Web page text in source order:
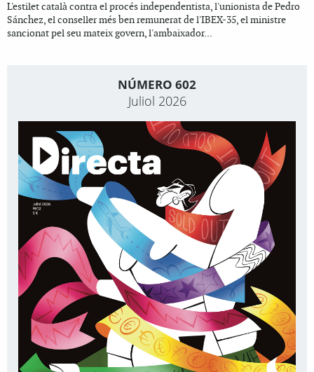
L'estilet català contra el procés independentista, l'unionista de Pedro
Sánchez, el conseller més ben remunerat de l'IBEX-35, el ministre
sancionat pel seu mateix govern, l'ambaixador...
NÚMERO 602
Juliol 2026